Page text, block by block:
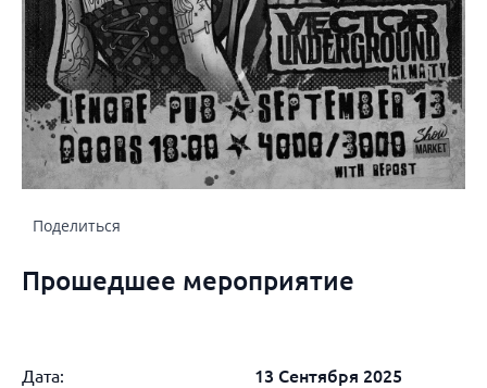
Поделиться
Прошедшее мероприятие
Дата:
13 Сентября 2025